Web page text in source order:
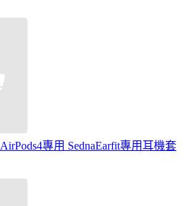
專用 SednaEarfit專用耳機套